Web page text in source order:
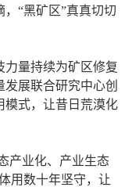
“黑矿区”真真切切
力量持续为矿区修复
展联合研究中心创
模式，让昔日荒漠化
产业化、产业生态
用数十年坚守，让